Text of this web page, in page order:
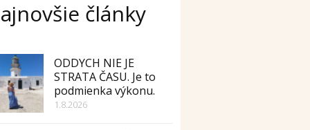
články
ODDYCH NIE JE
STRATA ČASU. Je to
podmienka výkonu.
1.8.2026